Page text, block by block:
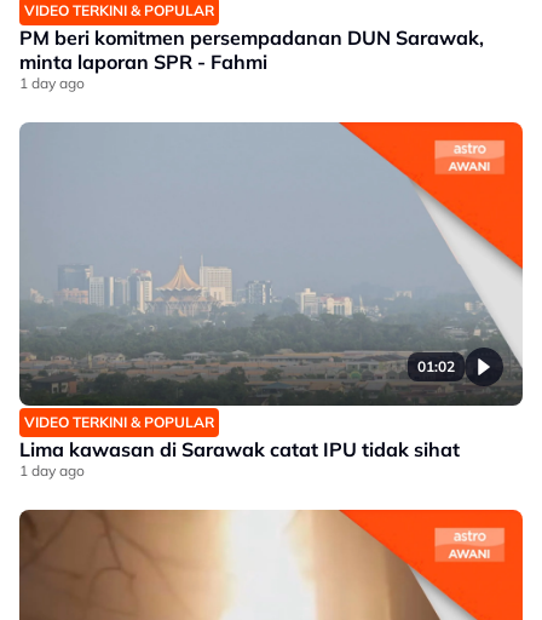
VIDEO TERKINI & POPULAR
PM beri komitmen persempadanan DUN Sarawak,
minta laporan SPR - Fahmi
1 day ago
01:02
VIDEO TERKINI & POPULAR
Lima kawasan di Sarawak catat IPU tidak sihat
1 day ago